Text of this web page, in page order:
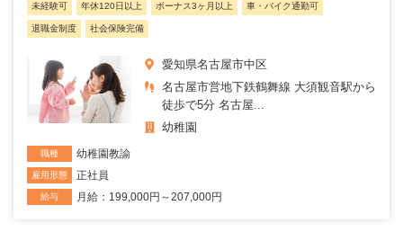
未経験可 年休120日以上 ボーナス3ヶ月以上 車・バイク通勤可
退職金制度 社会保険完備
愛知県名古屋市中区
名古屋市営地下鉄鶴舞線 大須観音駅から
徒歩で5分 名古屋...
幼稚園
職種 幼稚園教諭
雇用形態 正社員
給与 月給：199,000円～207,000円